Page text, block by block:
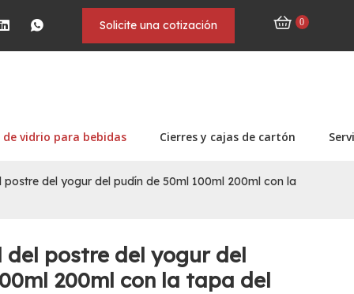
Solicite una cotización 0
vidrio para bebidas Cierres y cajas de cartón
del yogur del pudín de 50ml 100ml 200ml con la
postre del yogur del
200ml con la tapa del